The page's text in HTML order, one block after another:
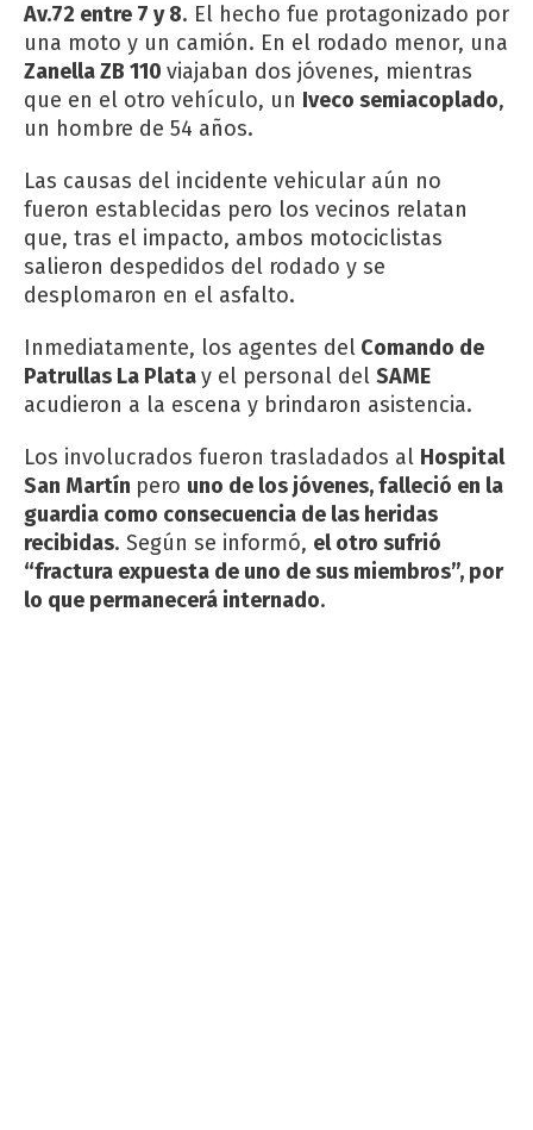
Av.72 entre 7 y 8. El hecho fue protagonizado por
una moto y un camión. En el rodado menor, una
Zanella ZB 110 viajaban dos jóvenes, mientras
que en el otro vehículo, un Iveco semiacoplado,
un hombre de 54 años.
Las causas del incidente vehicular aún no
fueron establecidas pero los vecinos relatan
que, tras el impacto, ambos motociclistas
salieron despedidos del rodado y se
desplomaron en el asfalto.
Inmediatamente, los agentes del Comando de
Patrullas La Platay el personal del SAME
acudieron a la escena y brindaron asistencia.
Los involucrados fueron trasladados al Hospital
San Martín pero uno de los jóvenes, falleció en la
guardia como consecuencia de las heridas
recibidas. Según se informó, el otro sufrió
“fractura expuesta de uno de sus miembros”, por
lo que permanecerá internado.